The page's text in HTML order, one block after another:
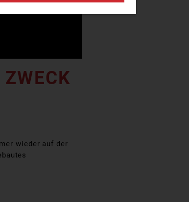
B
wieder auf der